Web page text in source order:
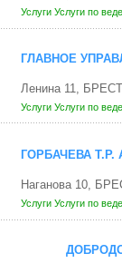
Услуги Услуги по
ГЛАВНОЕ
Ленина 11,
Услуги Услуги по
ГОРБАЧЕВА
Наганова 10,
Услуги Услуги по